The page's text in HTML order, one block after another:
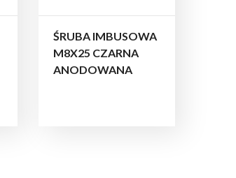
ŚRUBA IMBUSOWA
M8X25 CZARNA
ANODOWANA